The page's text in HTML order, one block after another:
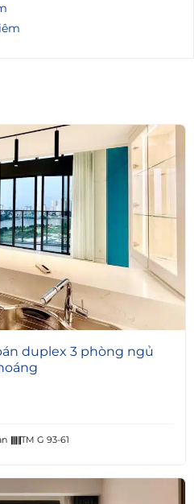
duplex 3 phòng ngủ
TM G 93-61